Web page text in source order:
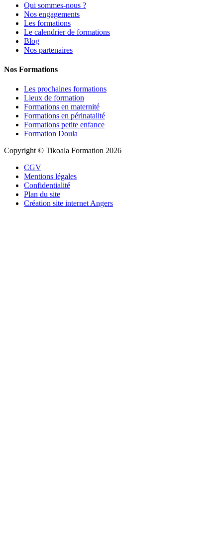
Qui sommes-nous ?
Nos engagements
Les formations
Le calendrier de formations
Blog
Nos partenaires
Nos Formations
Les prochaines formations
Lieux de formation
Formations en maternité
Formations en périnatalité
Formations petite enfance
Formation Doula
Copyright © Tikoala Formation 2026
CGV
Mentions légales
Confidentialité
Plan du site
Création site internet Angers